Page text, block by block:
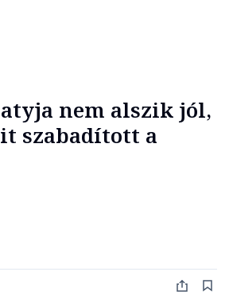
atyja nem alszik jól,
szabadított a